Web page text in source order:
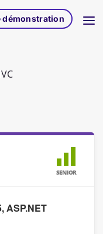
démonstration
SENIOR
ASP.NET